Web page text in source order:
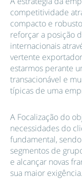
competitividade
compacto e
reforçar a posição
internacionais
vertente
estarmos perante
transacionável e
típicas de uma
A Focalização do
necessidades do
fundamental,
segmentos de
e alcançar novas
sua maior exigência.